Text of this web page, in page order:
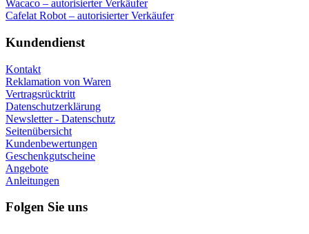
Wacaco – autorisierter Verkäufer
Cafelat Robot – autorisierter Verkäufer
Kundendienst
Kontakt
Reklamation von Waren
Vertragsrücktritt
Datenschutzerklärung
Newsletter - Datenschutz
Seitenübersicht
Kundenbewertungen
Geschenkgutscheine
Angebote
Anleitungen
Folgen Sie uns